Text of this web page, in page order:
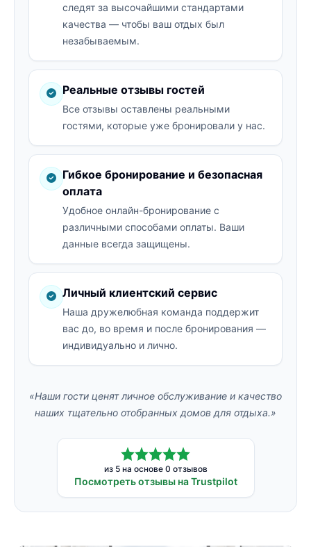
следят за высочайшими стандартами
качества — чтобы ваш отдых был
незабываемым.
Реальные отзывы гостей
Все отзывы оставлены реальными
гостями, которые уже бронировали у нас.
Гибкое бронирование и безопасная
оплата
Удобное онлайн-бронирование с
различными способами оплаты. Ваши
данные всегда защищены.
Личный клиентский сервис
Наша дружелюбная команда поддержит
вас до, во время и после бронирования —
индивидуально и лично.
«Наши гости ценят личное обслуживание и качество
наших тщательно отобранных домов для отдыха.»
из 5 на основе 0 отзывов
Посмотреть отзывы на Trustpilot